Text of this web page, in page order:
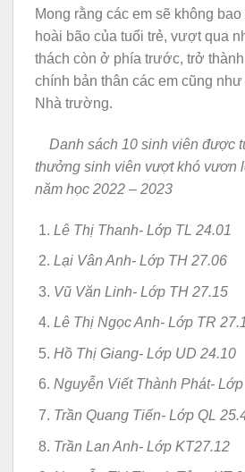
Mong rằng các em sẽ không
hoài bão của tuổi trẻ, vượt qua
thách còn ở phía trước, trở
chính bản thân các em cũng
Nhà trường.
Danh sách 10 sinh viên được
thưởng sinh viên vượt khó vươn
năm học 2022 – 2023
Lê Thị Thanh- Lớp TL 24.01
Lại Vân Anh- Lớp TH 27.06
Vũ Văn Linh- Lớp TH 27.15
Lê Thị Ngọc Anh- Lớp TR
Hồ Thị Giang- Lớp UD 24.10
Nguyễn Viết Thành Phát-
Trần Quang Tiến- Lớp QL
Trần Lan Anh- Lớp KT27.12